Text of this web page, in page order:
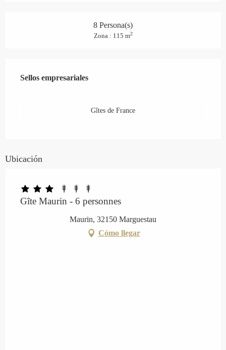
8 Persona(s)
Zona : 115 m2
Sellos empresariales
Sellos empresariales
Gîtes de France
Ubicación
Gîte Maurin - 6 personnes
Maurin, 32150 Marguestau
Cómo llegar